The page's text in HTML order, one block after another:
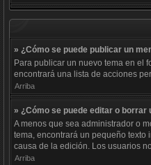
» ¿Cómo se puede publicar un
Para publicar un nuevo tema en el
encontrará una lista de acciones
Arriba
» ¿Cómo se puede editar o borrar
A menos que sea administrador o
tema, encontrará un pequeño
causa de la edición. Los usuarios
Arriba